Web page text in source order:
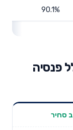
90.1%
פנסיה
סחיר